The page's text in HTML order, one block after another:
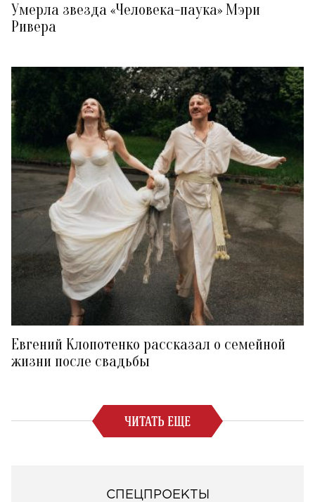
Умерла звезда «Человека-паука» Мэри
Ривера
Евгений Клопотенко рассказал о семейной
жизни после свадьбы
ЧИТАТЬ ЕЩЕ
СПЕЦПРОЕКТЫ